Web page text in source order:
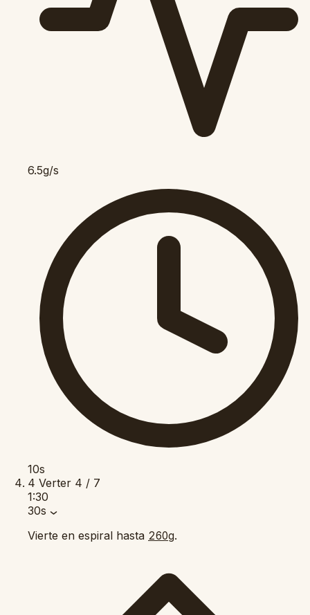
6.5g/s
10s
4 Verter 4 / 7
1:30
30s
Vierte en espiral hasta 260g.